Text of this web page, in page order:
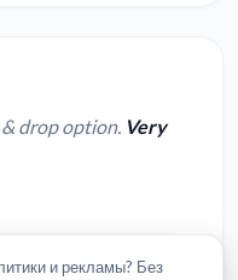
drop option. Very
и рекламы? Без